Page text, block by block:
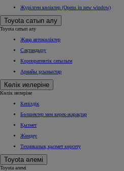
Жүрілген көліктер (Opens in new window)
Toyota сатып алу
Toyota сатып алу
Жаңа автокөліктер
Сақтандыру
Корпоративтік сатылым
Арнайы ұсыныстар
Көлік иелеріне
Көлік иелеріне
Кепілдік
Бөлшектер мен керек-жарақтар
Қызмет
Жөндеу
Техникалық қызмет көрсету
Toyota әлемі
Toyota әлемі